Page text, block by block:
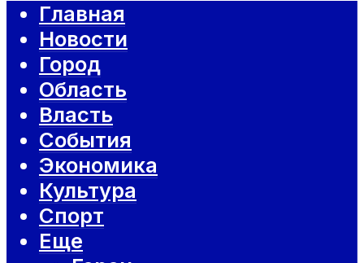
Главная
Новости
Город
Область
Власть
События
Экономика
Культура
Спорт
Еще